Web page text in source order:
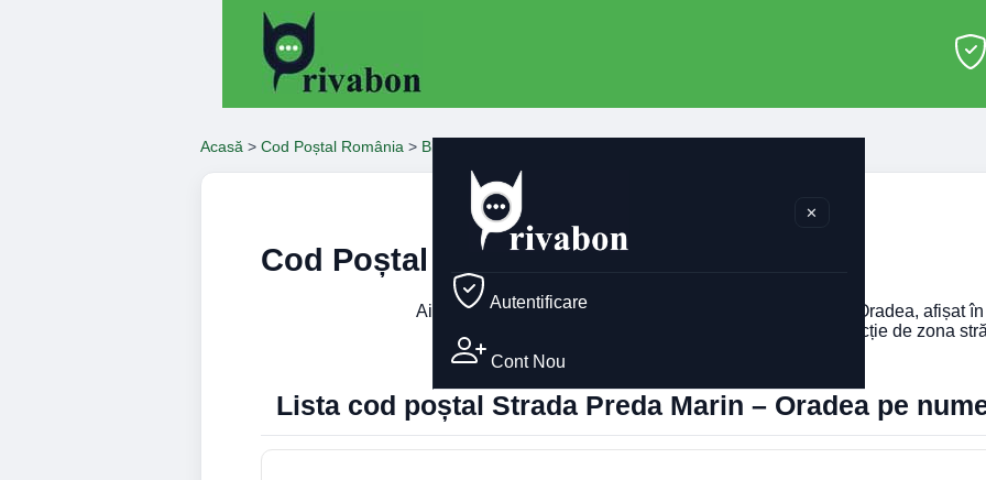
✕
Autentificare
Cont Nou
Acasă > Cod Poștal România > Bihor
Cod Poștal Strada Preda Marin Oradea
Aici găsești codul poștal pentru
din Oradea, afișat
numărul imobilului. Codul poștal poate diferi în funcție de zona
Lista cod poștal Strada Preda Marin – Oradea pe